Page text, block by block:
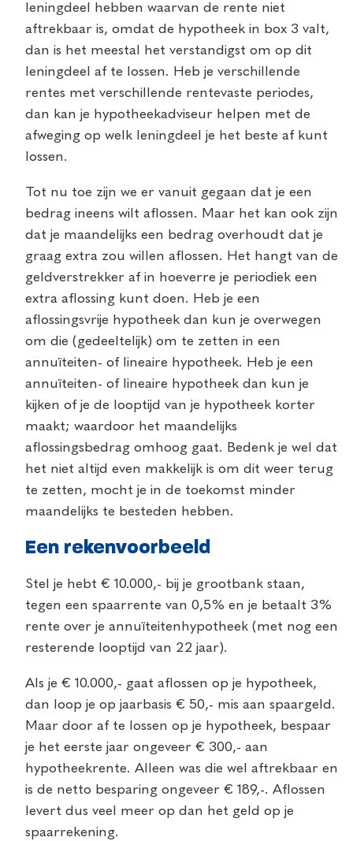
leningdeel hebben waarvan de rente niet
aftrekbaar is, omdat de hypotheek in box 3 valt,
dan is het meestal het verstandigst om op dit
leningdeel af te lossen. Heb je verschillende
rentes met verschillende rentevaste periodes,
dan kan je hypotheekadviseur helpen met de
afweging op welk leningdeel je het beste af kunt
lossen.
Tot nu toe zijn we er vanuit gegaan dat je een
bedrag ineens wilt aflossen. Maar het kan ook zijn
dat je maandelijks een bedrag overhoudt dat je
graag extra zou willen aflossen. Het hangt van de
geldverstrekker af in hoeverre je periodiek een
extra aflossing kunt doen. Heb je een
aflossingsvrije hypotheek dan kun je overwegen
om die (gedeeltelijk) om te zetten in een
annuïteiten- of lineaire hypotheek. Heb je een
annuïteiten- of lineaire hypotheek dan kun je
kijken of je de looptijd van je hypotheek korter
maakt; waardoor het maandelijks
aflossingsbedrag omhoog gaat. Bedenk je wel dat
het niet altijd even makkelijk is om dit weer terug
te zetten, mocht je in de toekomst minder
maandelijks te besteden hebben.
Een rekenvoorbeeld
Stel je hebt € 10.000,- bij je grootbank staan,
tegen een spaarrente van 0,5% en je betaalt 3%
rente over je annuïteitenhypotheek (met nog een
resterende looptijd van 22 jaar).
Als je € 10.000,- gaat aflossen op je hypotheek,
dan loop je op jaarbasis € 50,- mis aan spaargeld.
Maar door af te lossen op je hypotheek, bespaar
je het eerste jaar ongeveer € 300,- aan
hypotheekrente. Alleen was die wel aftrekbaar en
is de netto besparing ongeveer € 189,-. Aflossen
levert dus veel meer op dan het geld op je
spaarrekening.